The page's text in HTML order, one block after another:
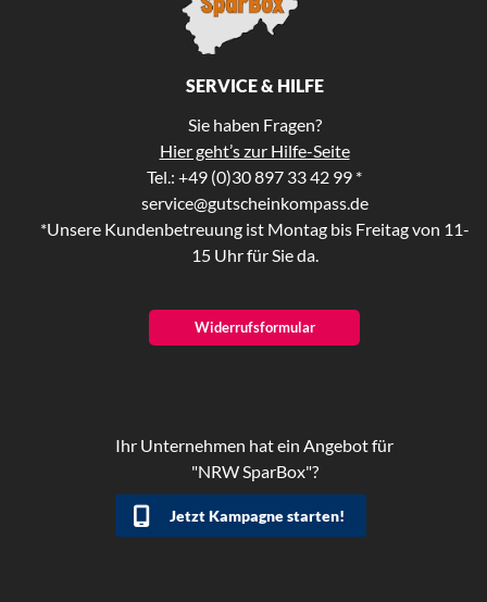
SERVICE & HILFE
Sie haben Fragen?
Hier geht’s zur Hilfe-Seite
Tel.: +49 (0)30 897 33 42 99 *
service@gutscheinkompass.de
*Unsere Kundenbetreuung ist Montag bis Freitag von 11-
15 Uhr für Sie da.
Widerrufsformular
Ihr Unternehmen hat ein Angebot für
"NRW SparBox"?
Jetzt Kampagne starten!